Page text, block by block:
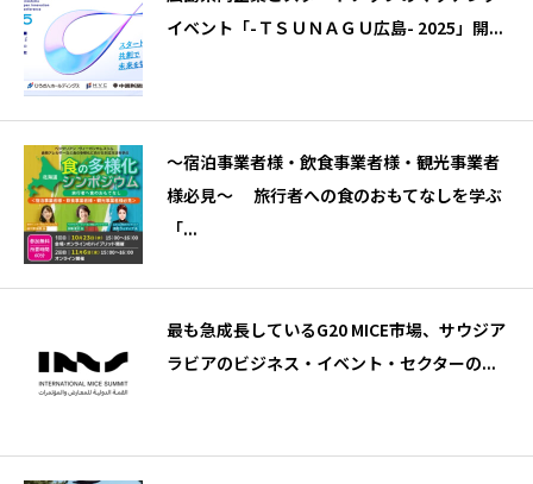
イベント「-ＴＳＵＮＡＧＵ広島- 2025」開...
～宿泊事業者様・飲食事業者様・観光事業者
様必見～ 旅行者への食のおもてなしを学ぶ
「...
最も急成長しているG20 MICE市場、サウジア
ラビアのビジネス・イベント・セクターの...